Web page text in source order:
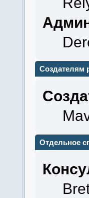
Создателям
Отдельное